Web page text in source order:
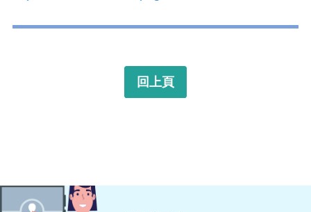
回上頁